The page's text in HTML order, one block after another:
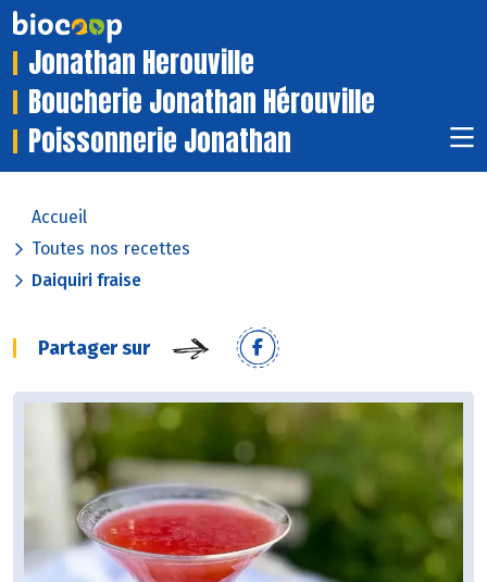
Jonathan Herouville
Boucherie Jonathan Hérouville
Poissonnerie Jonathan
Accueil
Toutes nos recettes
Daiquiri fraise
Partager sur